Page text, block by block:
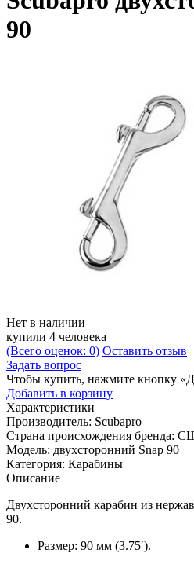
90
Нет в наличии
купили 4 человека
(Всего оценок: 0) Оставить отзыв
Задать вопрос
Чтобы купить, нажмите кнопку
Добавить в корзину
Характеристики
Производитель: Scubapro
Страна происхождения бренда:
Модель: двухсторонний Snap 90
Категория: Карабины
Описание
Двухсторонний карабин из
90.
Размер: 90 мм (3.75′).